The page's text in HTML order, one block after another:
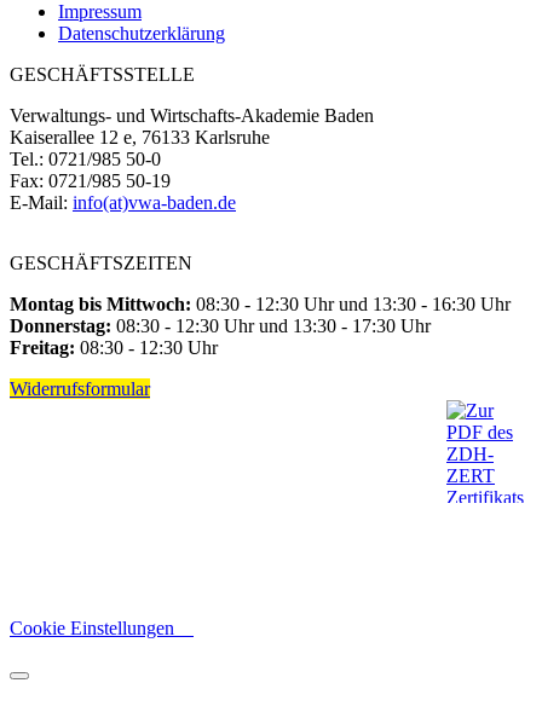
Impressum
Datenschutzerklärung
GESCHÄFTSSTELLE
Verwaltungs- und Wirtschafts-Akademie Baden
Kaiserallee 12 e, 76133 Karlsruhe
Tel.: 0721/985 50-0
Fax: 0721/985 50-19
E-Mail: info(at)vwa-baden.de
GESCHÄFTSZEITEN
Montag bis Mittwoch: 08:30 - 12:30 Uhr und 13:30 - 16:30 Uhr
Donnerstag: 08:30 - 12:30 Uhr und 13:30 - 17:30 Uhr
Freitag: 08:30 - 12:30 Uhr
Widerrufsformular
Cookie Einstellungen